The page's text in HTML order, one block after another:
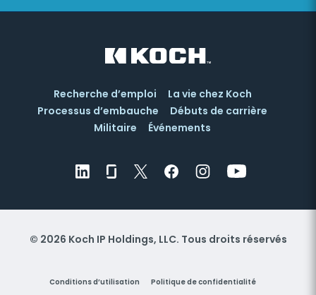
Recherche d’emploi
La vie chez Koch
Processus d’embauche
Débuts de carrière
Militaire
Événements
© 2026 Koch IP Holdings, LLC. Tous droits réservés
Conditions d’utilisation Politique de confidentialité